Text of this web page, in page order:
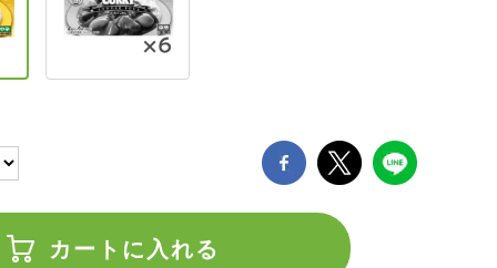
カートに入れる